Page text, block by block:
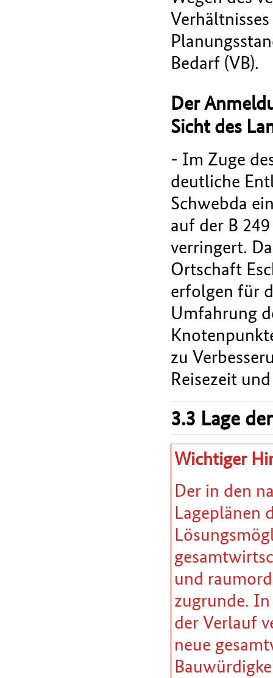
Bedarf (VB).
Der
Sicht des
- Im Zuge
deutliche
Schwebda
auf der B
verringert.
Ortschaft
erfolgen für
Umfahrung
zu
Reisezeit
3.3 Lage
Wichtiger
Der in den
Lageplänen
und
zugrunde.
der Verlauf
neue